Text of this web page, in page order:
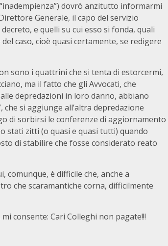
dovrò anzitutto informarmi
Generale, il capo del servizio
e quelli su cui esso si fonda, quali
caso, cioè quasi certamente, se redigere
sono i quattrini che si tenta di estorcermi,
ma il fatto che gli Avvocati, che
depredazioni in loro danno, abbiano
si aggiunge all’altra depredazione
di sorbirsi le conferenze di aggiornamento
stati zitti (o quasi e quasi tutti) quando
di stabilire che fosse considerato reato
è difficile che, anche a
che scaramantiche corna, difficilmente
consente: Cari Colleghi non pagate!!!